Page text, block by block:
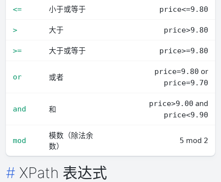
<= 小于或等于 price<=9.80
> 大于 price>9.80
>= 大于或等于 price>=9.80
or 或者
price=9.80 or
price=9.70
and 和
price>9.00 and
price<9.90
mod
模数（除法余
数）
5 mod 2
XPath 表达式